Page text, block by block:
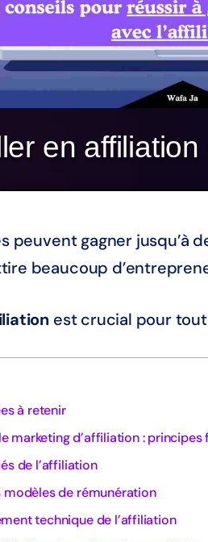
en
peuvent gagner jusqu’à
beaucoup
est crucial pour
à retenir
marketing d’affiliation :
de l’affiliation
modèles de rémunération
technique de l’affiliation